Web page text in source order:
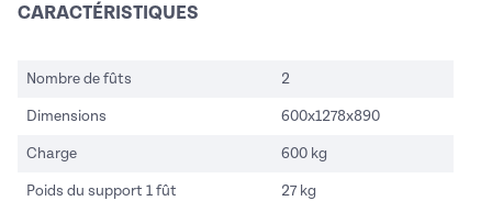
CARACTÉRISTIQUES
Nombre de fûts 2
Dimensions 600x1278x890
Charge 600 kg
Poids du support 1 fût 27 kg